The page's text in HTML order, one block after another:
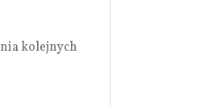
kolejnych